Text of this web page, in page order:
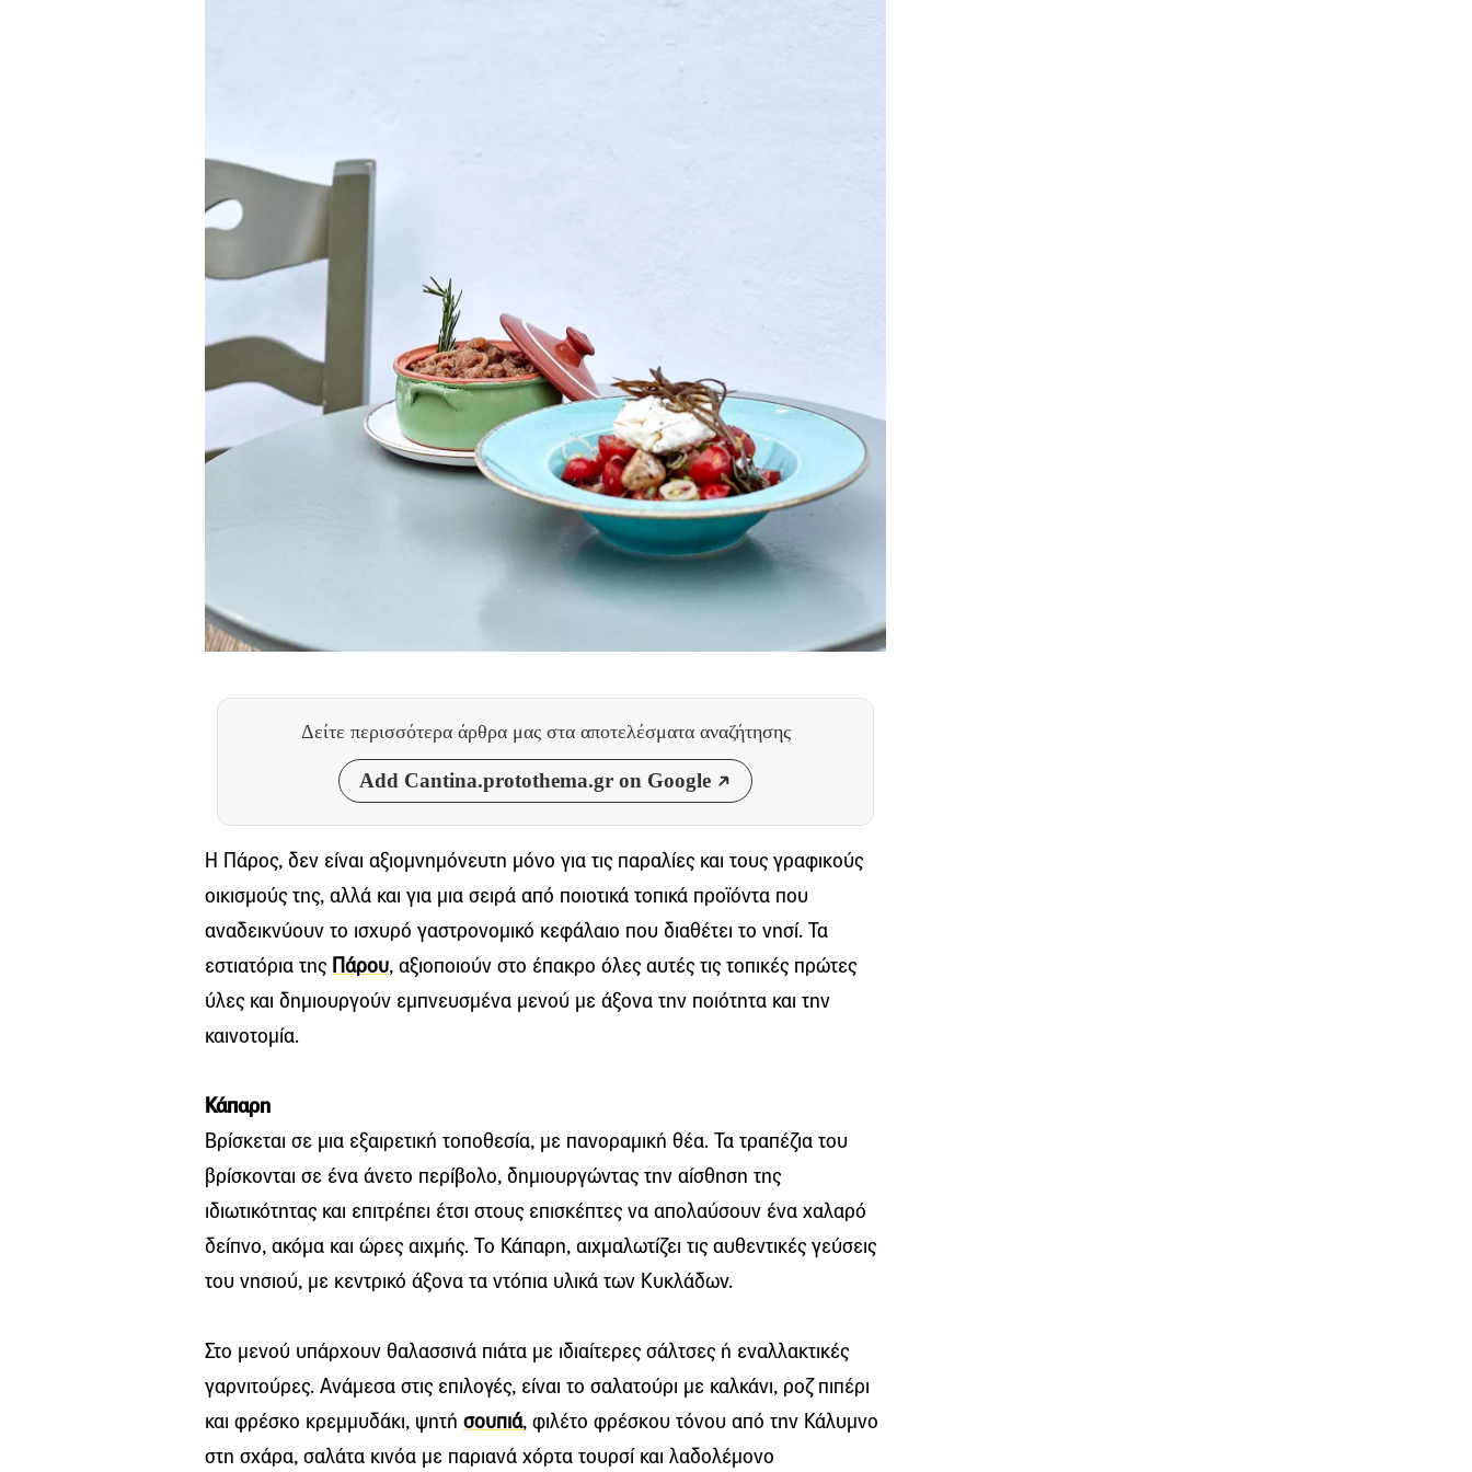
Δείτε περισσότερα άρθρα μας στα αποτελέσματα αναζήτησης
Add Cantina.protothema.gr on Google
Η Πάρος, δεν είναι αξιομνημόνευτη μόνο για τις παραλίες και τους γραφικούς
οικισμούς της, αλλά και για μια σειρά από ποιοτικά τοπικά προϊόντα που
αναδεικνύουν το ισχυρό γαστρονομικό κεφάλαιο που διαθέτει το νησί. Τα
εστιατόρια της Πάρου, αξιοποιούν στο έπακρο όλες αυτές τις τοπικές πρώτες
ύλες και δημιουργούν εμπνευσμένα μενού με άξονα την ποιότητα και την
καινοτομία.
Κάπαρη
Bρίσκεται σε μια εξαιρετική τοποθεσία, με πανοραμική θέα. Τα τραπέζια του
βρίσκονται σε ένα άνετο περίβολο, δημιουργώντας την αίσθηση της
ιδιωτικότητας και επιτρέπει έτσι στους επισκέπτες να απολαύσουν ένα χαλαρό
δείπνο, ακόμα και ώρες αιχμής. Το Κάπαρη, αιχμαλωτίζει τις αυθεντικές γεύσεις
του νησιού, με κεντρικό άξονα τα ντόπια υλικά των Κυκλάδων.
Στο μενού υπάρχουν θαλασσινά πιάτα με ιδιαίτερες σάλτσες ή εναλλακτικές
γαρνιτούρες. Ανάμεσα στις επιλογές, είναι το σαλατούρι με καλκάνι, ροζ πιπέρι
και φρέσκο κρεμμυδάκι, ψητή σουπιά, φιλέτο φρέσκου τόνου από την Κάλυμνο
στη σχάρα, σαλάτα κινόα με παριανά χόρτα τουρσί και λαδολέμονο